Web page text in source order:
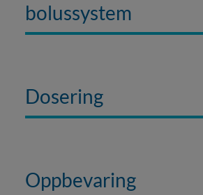
bolussystem
Dosering
Oppbevaring